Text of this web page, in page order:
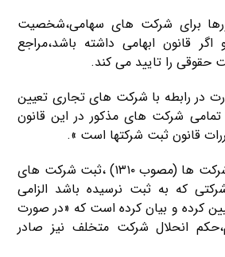
برای شرکت های سهامی،شخصیت
قانون ابهامی داشته باشد،مراجع
را تایید می کند.
تجارت در رابطه با شرکت های تجاری تعیین
شرکت های مذکور در این قانون
قانون ثبت شرکتها است ».
ماده ی ۲ قانون ثبت شرکت ها (مصوب ۱۳۱۰) ،ثبت شرکت های
که به ثبت نرسیده باشد الزامی
کرده و بیان کرده است که «در صورت
انحلال شرکت متخلف نیز صادر